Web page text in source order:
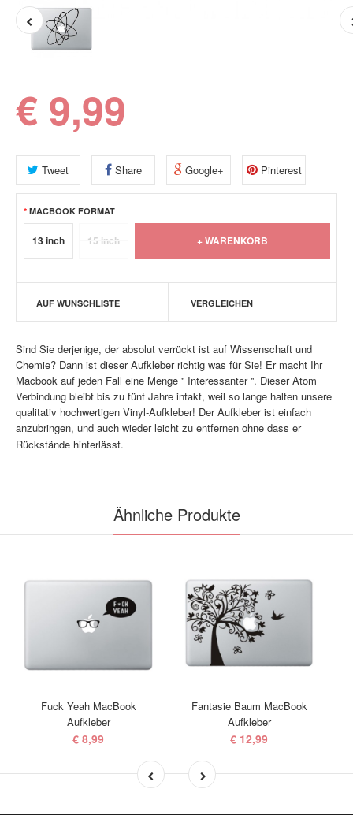
€ 9,99
Tweet Share Google+ Pinterest
MACBOOK FORMAT
13 inch 15 inch
AUF WUNSCHLISTE VERGLEICHEN
Sind Sie derjenige, der absolut verrückt ist auf Wissenschaft und
Chemie? Dann ist dieser Aufkleber richtig was für Sie! Er macht Ihr
Macbook auf jeden Fall eine Menge '' Interessanter ''. Dieser Atom
Verbindung bleibt bis zu fünf Jahre intakt, weil so lange halten unsere
qualitativ hochwertigen Vinyl-Aufkleber! Der Aufkleber ist einfach
anzubringen, und auch wieder leicht zu entfernen ohne dass er
Rückstände hinterlässt.
Ähnliche Produkte
Fuck Yeah MacBook
Aufkleber
€ 8,99
Fantasie Baum MacBook
Aufkleber
€ 12,99